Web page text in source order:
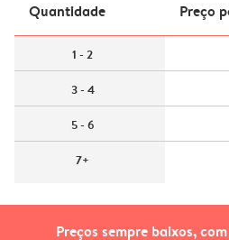
Preços sempre baixos,
Quantidade Preço
1 - 2
3 - 4
5 - 6
7+